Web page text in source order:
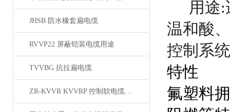
JHSB 防水橡套扁电缆
RVVP22 屏蔽铠装电缆用途
TVVBG 抗拉扁电缆
ZR-KVVR KVVRP 控制软电缆简介
用途
温和酸
控制系
特性
氟塑料